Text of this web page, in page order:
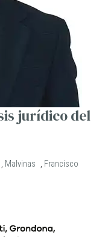
jurídico del
, Malvinas , Francisco